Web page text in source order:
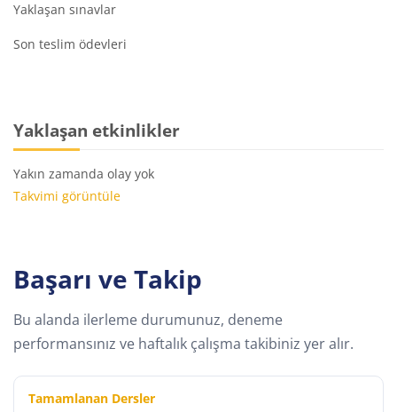
Yaklaşan sınavlar
Son teslim ödevleri
Yaklaşan etkinlikler
Yakın zamanda olay yok
Takvimi görüntüle
Başarı ve Takip
Bu alanda ilerleme durumunuz, deneme
performansınız ve haftalık çalışma takibiniz yer alır.
Tamamlanan Dersler